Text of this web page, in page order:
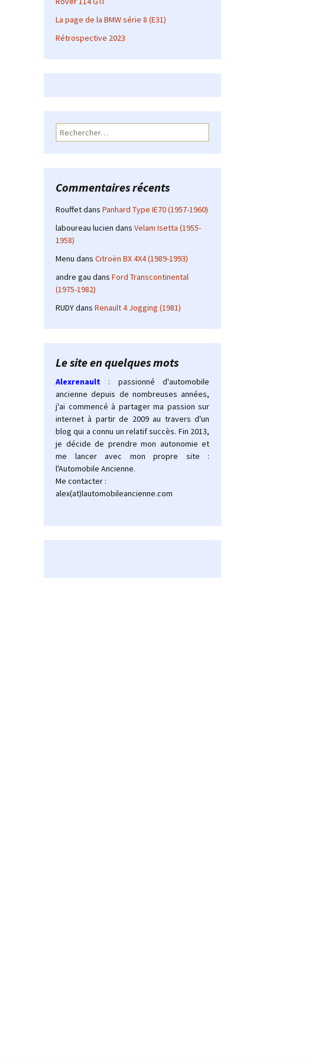
La page de la BMW série 8 (E31)
Rétrospective 2023
Rechercher :
Commentaires récents
Rouffetdans Panhard Type IE70 (1957-1960)
laboureau lucien dans Velam Isetta (1955-
1958)
Menu dans Citroën BX 4X4 (1989-1993)
andre gau dans Ford Transcontinental
(1975-1982)
RUDYdans Renault 4 Jogging (1981)
Le site en quelques mots
Alexrenault
: passionné d'automobile
ancienne depuis de nombreuses années,
j'ai commencé à partager ma passion sur
internet à partir de 2009 au travers d'un
blog qui a connu un relatif succès. Fin 2013,
je décide de prendre mon autonomie et
me lancer avec mon propre site :
l'Automobile Ancienne.
Me contacter :
alex(at)lautomobileancienne.com